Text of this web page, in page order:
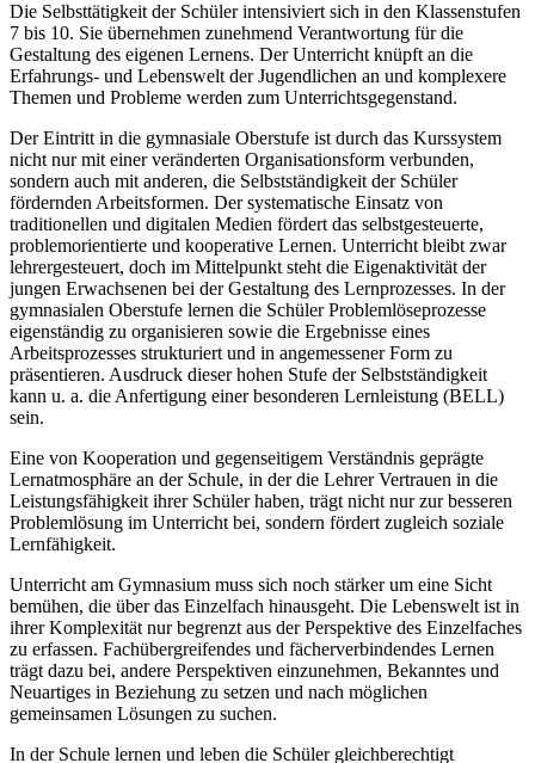
Die Selbsttätigkeit der Schüler intensiviert sich in den Klassenstufen
7 bis 10. Sie übernehmen zunehmend Verantwortung für die
Gestaltung des eigenen Lernens. Der Unterricht knüpft an die
Erfahrungs- und Lebenswelt der Jugendlichen an und komplexere
Themen und Probleme werden zum Unterrichtsgegenstand.
Der Eintritt in die gymnasiale Oberstufe ist durch das Kurssystem
nicht nur mit einer veränderten Organisationsform verbunden,
sondern auch mit anderen, die Selbstständigkeit der Schüler
fördernden Arbeitsformen. Der systematische Einsatz von
traditionellen und digitalen Medien fördert das selbstgesteuerte,
problemorientierte und kooperative Lernen. Unterricht bleibt zwar
lehrergesteuert, doch im Mittelpunkt steht die Eigenaktivität der
jungen Erwachsenen bei der Gestaltung des Lernprozesses. In der
gymnasialen Oberstufe lernen die Schüler Problemlöseprozesse
eigenständig zu organisieren sowie die Ergebnisse eines
Arbeitsprozesses strukturiert und in angemessener Form zu
präsentieren. Ausdruck dieser hohen Stufe der Selbstständigkeit
kann u. a. die Anfertigung einer besonderen Lernleistung (BELL)
sein.
Eine von Kooperation und gegenseitigem Verständnis geprägte
Lernatmosphäre an der Schule, in der die Lehrer Vertrauen in die
Leistungsfähigkeit ihrer Schüler haben, trägt nicht nur zur besseren
Problemlösung im Unterricht bei, sondern fördert zugleich soziale
Lernfähigkeit.
Unterricht am Gymnasium muss sich noch stärker um eine Sicht
bemühen, die über das Einzelfach hinausgeht. Die Lebenswelt ist in
ihrer Komplexität nur begrenzt aus der Perspektive des Einzelfaches
zu erfassen. Fachübergreifendes und fächerverbindendes Lernen
trägt dazu bei, andere Perspektiven einzunehmen, Bekanntes und
Neuartiges in Beziehung zu setzen und nach möglichen
gemeinsamen Lösungen zu suchen.
In der Schule lernen und leben die Schüler gleichberechtigt